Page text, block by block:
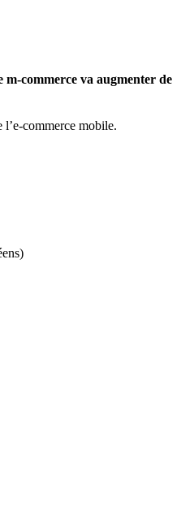
commerce va augmenter de
commerce mobile.